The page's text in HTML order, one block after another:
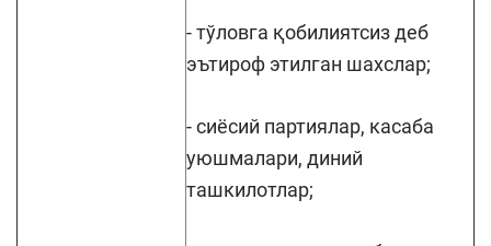
- тўловга қобилиятсиз деб
эътироф этилган шахслар;
- сиёсий партиялар, касаба
уюшмалари, диний
ташкилотлар;